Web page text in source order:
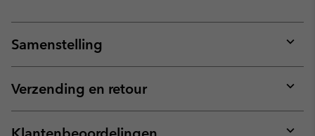
Samenstelling
or
Verzending en retour
or